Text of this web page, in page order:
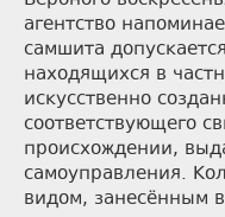
агентство
самшита
находящихся в
искусственно
соответствующего
происхождении,
самоуправления.
видом, занесённым